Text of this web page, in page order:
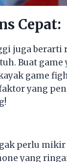
Cepat:
juga berarti
Buat game
game
yang
perlu
yang